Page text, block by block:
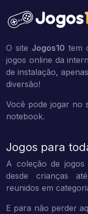
O site Jogos10 tem
jogos online da
de instalação,
diversão!
Você pode jogar no
notebook.
Jogos para
A coleção de jogos
desde crianças
reunidos em
E para não perder